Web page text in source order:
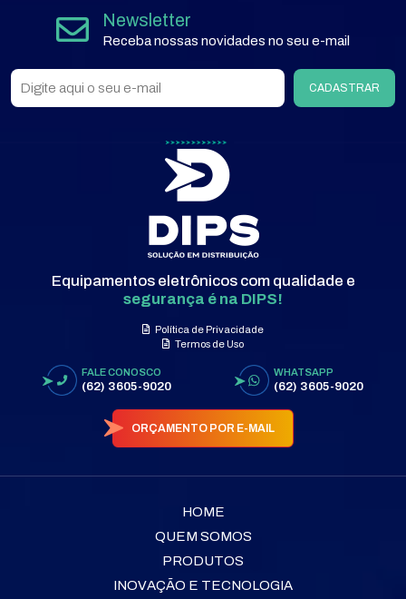
Newsletter
Receba nossas novidades no seu e-mail
CADASTRAR
Equipamentos eletrônicos com qualidade e
segurança é na DIPS!
Política de Privacidade
Termos de Uso
FALE CONOSCO
(62) 3605-9020
WHATSAPP
(62) 3605-9020
ORÇAMENTO POR E-MAIL
HOME
QUEM SOMOS
PRODUTOS
INOVAÇÃO E TECNOLOGIA